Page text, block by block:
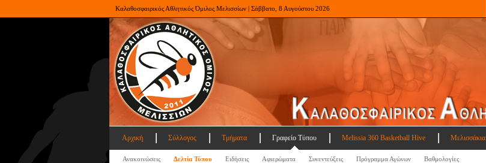
Καλαθοσφαιρικός Αθλητικός Όμιλος Μελισσίων | Σάββατο, 8 Αυγούστου 2026
Αρχική Σύλλογος Τμήματα Γραφείο Τύπου Melissia 360 Basketball Hive Μελισσάκια
Ανακοινώσεις Δελτία Τύπου Ειδήσεις Αφιερώματα Συνεντεύξεις Πρόγραμμα Αγώνων Βαθμολογίες